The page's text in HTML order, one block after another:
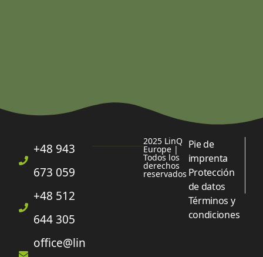
+48 943
673 059
+48 512
644 305
office@lin
2025 LinQ
Europe |
Todos los
derechos
reservados
Pie de
imprenta
Protección
de datos
Términos y
condiciones